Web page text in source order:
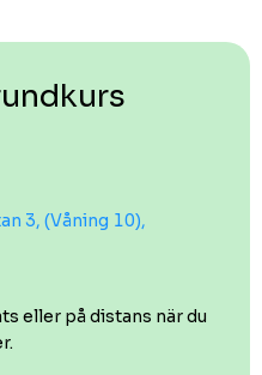
3, (Våning 10),
eller på distans när du